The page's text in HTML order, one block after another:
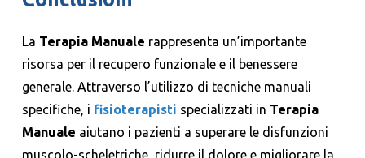
La Terapia Manuale rappresenta un’importante
risorsa per il recupero funzionale e il benessere
generale. Attraverso l’utilizzo di tecniche manuali
specifiche, i fisioterapisti specializzati in Terapia
Manuale aiutano i pazienti a superare le disfunzioni
muscolo-scheletriche, ridurre il dolore e migliorare la